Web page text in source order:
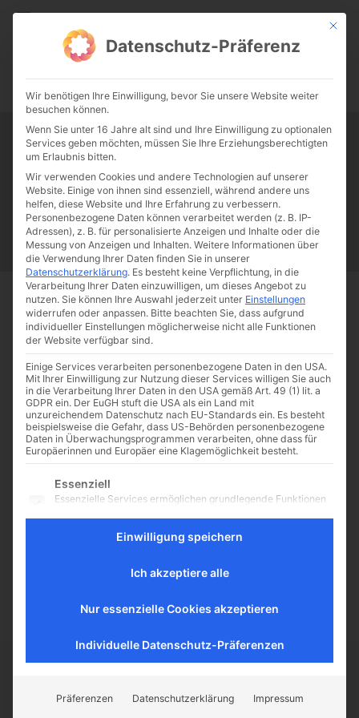
CATHWALK.DE
0:00 -:--
Tag:Nottuln
Papst Franziskus Ehe Sex Liebe Familie
Katholizismus
Franziskus
50 Jahre Humanae vitae Katholische Kirche
Rosa von Lima – (M)eine
Heilige für das Jahr 2018
von Dr. Markus Büning Eine
Heilige aus Amerika – Besonders
verehrt in Holland! Im
niederländischen Sittard, Diözese
Start Schlagworte Nottuln
CATHWALK.DE
Mit
Datenschutz-Präferenz
Wir benötigen Ihre Einwilligung, bevor Sie unsere Website weiter
besuchen können.
Wenn Sie unter 16 Jahre alt sind und Ihre Einwilligung zu optionalen
Services geben möchten, müssen Sie Ihre Erziehungsberechtigten
um Erlaubnis bitten.
Wir verwenden Cookies und andere Technologien auf unserer
Website. Einige von ihnen sind essenziell, während andere uns
helfen, diese Website und Ihre Erfahrung zu verbessern.
Personenbezogene Daten können verarbeitet werden (z. B. IP-
Adressen), z. B. für personalisierte Anzeigen und Inhalte oder die
Messung von Anzeigen und Inhalten. Weitere Informationen über
die Verwendung Ihrer Daten finden Sie in unserer
Datenschutzerklärung. Es besteht keine Verpflichtung, in die
Verarbeitung Ihrer Daten einzuwilligen, um dieses Angebot zu
nutzen. Sie können Ihre Auswahl jederzeit unter Einstellungen
widerrufen oder anpassen. Bitte beachten Sie, dass aufgrund
individueller Einstellungen möglicherweise nicht alle Funktionen
der Website verfügbar sind.
Einige Services verarbeiten personenbezogene Daten in den USA.
Mit Ihrer Einwilligung zur Nutzung dieser Services willigen Sie auch
in die Verarbeitung Ihrer Daten in den USA gemäß Art. 49 (1) lit. a
GDPR ein. Der EuGH stuft die USA als ein Land mit
unzureichendem Datenschutz nach EU-Standards ein. Es besteht
beispielsweise die Gefahr, dass US-Behörden personenbezogene
Daten in Überwachungsprogrammen verarbeiten, ohne dass für
Europäerinnen und Europäer eine Klagemöglichkeit besteht.
Es folgt eine Liste der Service-Gruppen, für die eine
Essenziell
Essenzielle Services ermöglichen grundlegende Funktionen
Aufschluss darüber geben, wie unsere Besucher mit unserer
Externe Medien
werden standardmäßig blockiert. Wenn externe Services
Einwilligung speichern
Ich akzeptiere alle
Nur essenzielle Cookies akzeptieren
Individuelle Datenschutz-Präferenzen
Präferenzen Datenschutzerklärung Impressum